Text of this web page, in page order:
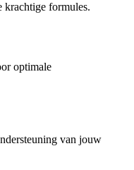
krachtige formules.
optimale
van jouw